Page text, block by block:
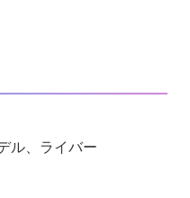
ル、ライバー